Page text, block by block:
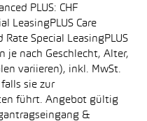
PLUS: CHF
LeasingPLUS Care
Special LeasingPLUS
je nach Geschlecht, Alter,
variieren), inkl. MwSt.
sie zur
führt. Angebot gültig
&